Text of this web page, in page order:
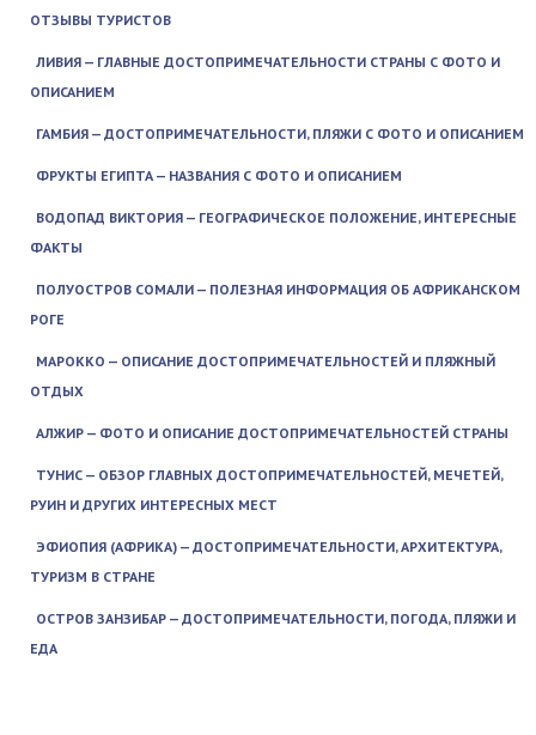
ОТЗЫВЫ ТУРИСТОВ
ЛИВИЯ — ГЛАВНЫЕ ДОСТОПРИМЕЧАТЕЛЬНОСТИ СТРАНЫ С ФОТО И
ОПИСАНИЕМ
ГАМБИЯ — ДОСТОПРИМЕЧАТЕЛЬНОСТИ, ПЛЯЖИ С ФОТО И ОПИСАНИЕМ
ФРУКТЫ ЕГИПТА — НАЗВАНИЯ С ФОТО И ОПИСАНИЕМ
ВОДОПАД ВИКТОРИЯ — ГЕОГРАФИЧЕСКОЕ ПОЛОЖЕНИЕ, ИНТЕРЕСНЫЕ
ФАКТЫ
ПОЛУОСТРОВ СОМАЛИ — ПОЛЕЗНАЯ ИНФОРМАЦИЯ ОБ АФРИКАНСКОМ
РОГЕ
МАРОККО — ОПИСАНИЕ ДОСТОПРИМЕЧАТЕЛЬНОСТЕЙ И ПЛЯЖНЫЙ
ОТДЫХ
АЛЖИР — ФОТО И ОПИСАНИЕ ДОСТОПРИМЕЧАТЕЛЬНОСТЕЙ СТРАНЫ
ТУНИС — ОБЗОР ГЛАВНЫХ ДОСТОПРИМЕЧАТЕЛЬНОСТЕЙ, МЕЧЕТЕЙ,
РУИН И ДРУГИХ ИНТЕРЕСНЫХ МЕСТ
ЭФИОПИЯ (АФРИКА) — ДОСТОПРИМЕЧАТЕЛЬНОСТИ, АРХИТЕКТУРА,
ТУРИЗМ В СТРАНЕ
ОСТРОВ ЗАНЗИБАР — ДОСТОПРИМЕЧАТЕЛЬНОСТИ, ПОГОДА, ПЛЯЖИ И
ЕДА